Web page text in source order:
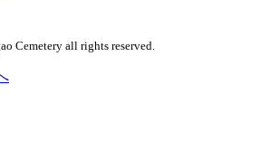
Cemetery all rights reserved.